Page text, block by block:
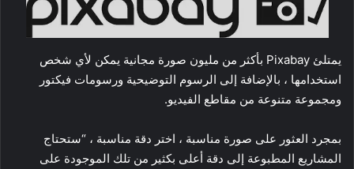
يمتلئ Pixabay بأكثر من مليون صورة مجانية يمكن لأي شخص
استخدامها ، بالإضافة إلى الرسوم التوضيحية ورسومات فيكتور
ومجموعة متنوعة من مقاطع الفيديو.
بمجرد العثور على صورة مناسبة ، اختر دقة مناسبة ، “ستحتاج
المشاريع المطبوعة إلى دقة أعلى بكثير من تلك الموجودة على